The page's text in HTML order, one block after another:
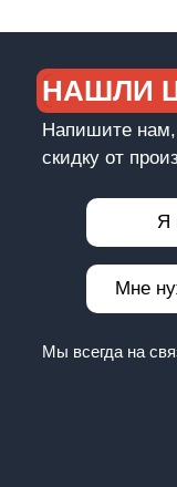
НАШЛИ
Напишите
скидку от
Я
Мне
Мы всегда на